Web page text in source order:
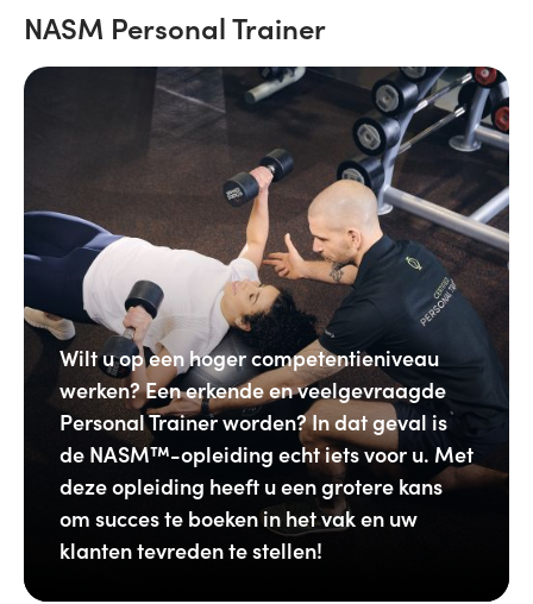
NASM Personal Trainer
Wilt u op een hoger competentieniveau
werken? Een erkende en veelgevraagde
Personal Trainer worden? In dat geval is
de NASM™-opleiding echt iets voor u. Met
deze opleiding heeft u een grotere kans
om succes te boeken in het vak en uw
klanten tevreden te stellen!